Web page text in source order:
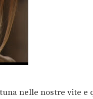
nelle nostre vite e